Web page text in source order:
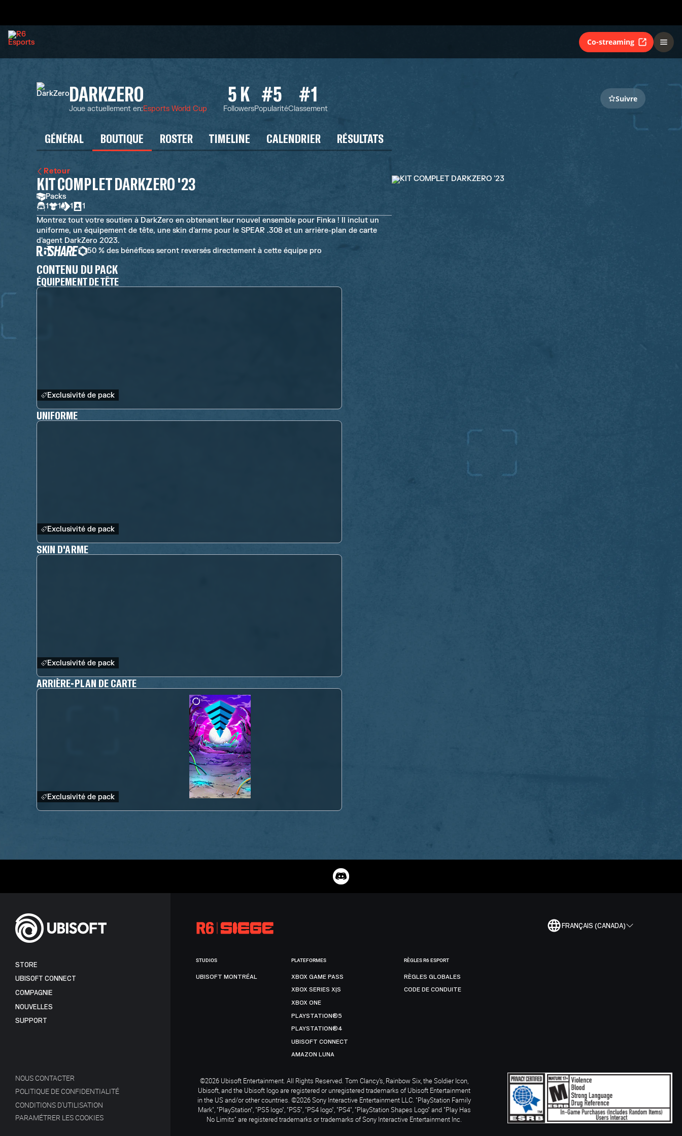
Co-streaming
DARKZERO
Joue actuellement en:Esports World Cup
5 K
Followers
#5
Popularité
#1
Classement
Suivre
GÉNÉRAL BOUTIQUE ROSTER TIMELINE CALENDRIER RÉSULTATS
Retour
KIT COMPLET DARKZERO '23
Packs
1
1 1
1
Montrez tout votre soutien à DarkZero en obtenant leur nouvel ensemble pour Finka ! Il inclut un
uniforme, un équipement de tête, une skin d'arme pour le SPEAR .308 et un arrière-plan de carte
d'agent DarkZero 2023.
50 % des bénéfices seront reversés directement à cette équipe pro
CONTENU DU PACK
ÉQUIPEMENT DE TÊTE
Exclusivité de pack
UNIFORME
Exclusivité de pack
SKIN D'ARME
Exclusivité de pack
ARRIÈRE-PLAN DE CARTE
Exclusivité de pack
FRANÇAIS (CANADA)
STORE
UBISOFT CONNECT
COMPAGNIE
NOUVELLES
SUPPORT
NOUS CONTACTER
POLITIQUE DE CONFIDENTIALITÉ
CONDITIONS D'UTILISATION
PARAMÉTRER LES COOKIES
STUDIOS
UBISOFT MONTRÉAL
PLATEFORMES
XBOX GAME PASS
XBOX SERIES X|S
XBOX ONE
PLAYSTATION®5
PLAYSTATION®4
UBISOFT CONNECT
AMAZON LUNA
RÈGLES R6 ESPORT
RÈGLES GLOBALES
CODE DE CONDUITE
©2026 Ubisoft Entertainment. All Rights Reserved. Tom Clancy’s, Rainbow Six, the Soldier Icon,
Ubisoft, and the Ubisoft logo are registered or unregistered trademarks of Ubisoft Entertainment
in the US and/or other countries. ©2026 Sony Interactive Entertainment LLC. "PlayStation Family
Mark", "PlayStation", "PS5 logo", "PS5", "PS4 logo", "PS4", "PlayStation Shapes Logo" and "Play Has
No Limits" are registered trademarks or trademarks of Sony Interactive Entertainment Inc.